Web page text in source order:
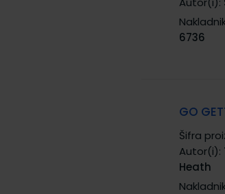
6736
GO
Šifra
Autor(i):
Heath